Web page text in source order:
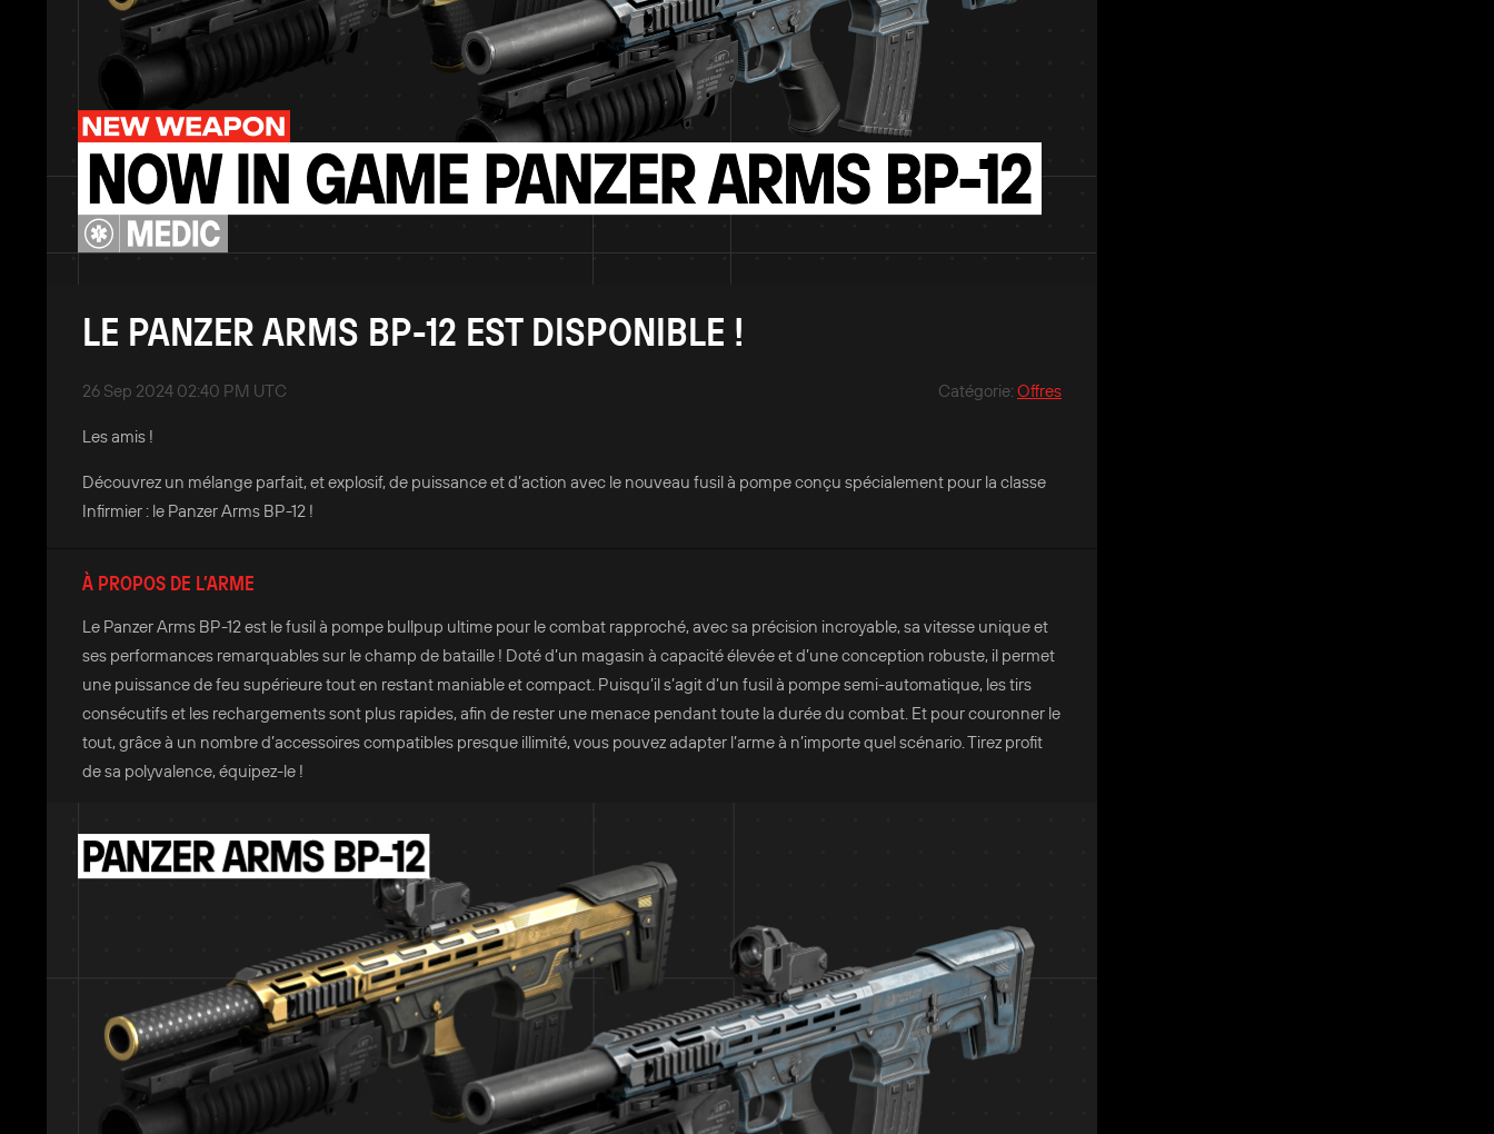
LE PANZER ARMS BP-12 EST DISPONIBLE !
Catégorie: Offres
26 Sep 2024 02:40 PM UTC
Les amis !
Découvrez un mélange parfait, et explosif, de puissance et d’action avec le nouveau fusil à pompe conçu spécialement pour la classe
Infirmier : le Panzer Arms BP-12 !
À PROPOS DE L’ARME
Le Panzer Arms BP-12 est le fusil à pompe bullpup ultime pour le combat rapproché, avec sa précision incroyable, sa vitesse unique et
ses performances remarquables sur le champ de bataille ! Doté d’un magasin à capacité élevée et d’une conception robuste, il permet
une puissance de feu supérieure tout en restant maniable et compact. Puisqu’il s’agit d’un fusil à pompe semi-automatique, les tirs
consécutifs et les rechargements sont plus rapides, afin de rester une menace pendant toute la durée du combat. Et pour couronner le
tout, grâce à un nombre d’accessoires compatibles presque illimité, vous pouvez adapter l’arme à n’importe quel scénario. Tirez profit
de sa polyvalence, équipez-le !